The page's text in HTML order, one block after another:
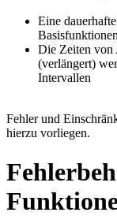
Eine
Die Zeiten von
(verlängert)
Intervallen
Fehler und
hierzu vorliegen.